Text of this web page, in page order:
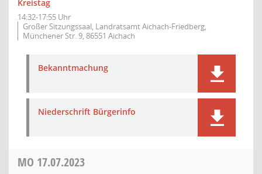
Kreistag
14:32-17:55 Uhr
Großer Sitzungssaal, Landratsamt Aichach-Friedberg,
Münchener Str. 9, 86551 Aichach
Bekanntmachung
Niederschrift Bürgerinfo
MO 17.07.2023